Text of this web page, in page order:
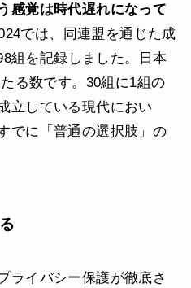
感覚は時代遅れになって
では、同連盟を通じた成
組を記録しました。日本
る数です。30組に1組の
立している現代におい
でに「普通の選択肢」の
ライバシー保護が徹底さ